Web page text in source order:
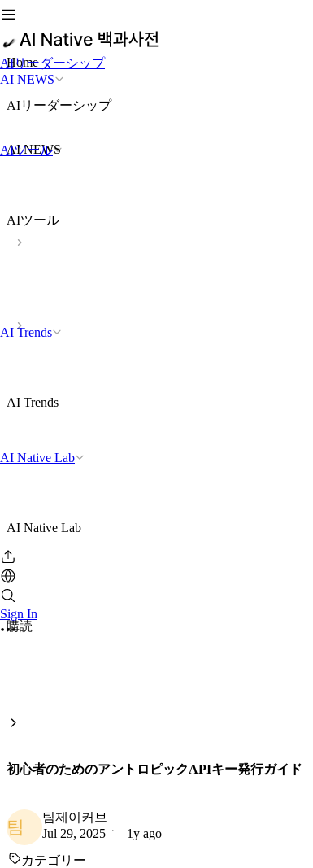
AIリーダーシップ
AI NEWS
AIツール
AI Trends
AI Native Lab
Sign In
Home
AIリーダーシップ
AI NEWS
AIツール
AI Trends
AI Native Lab
購読
初心者のためのアントロピックAPIキー発行ガイド
팀
팀제이커브
Jul 29, 2025
1y ago
カテゴリー